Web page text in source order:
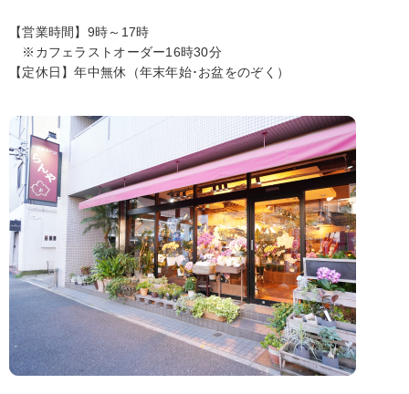
【営業時間】9時～17時
※カフェラストオーダー16時30分
【定休日】年中無休（年末年始･お盆をのぞく）